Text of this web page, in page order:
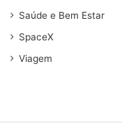
Saúde e Bem Estar
SpaceX
Viagem